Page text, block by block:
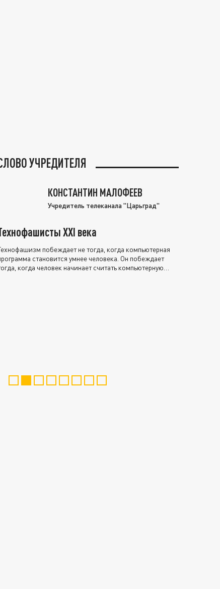
УЧРЕДИТЕЛЯ
КОНСТАНТИН МАЛОФЕЕВ
Учредитель телеканала "Царьград"
XXI века
побеждает не тогда, когда компьютерная
становится умнее человека. Он побеждает
когда человек начинает считать компьютерную